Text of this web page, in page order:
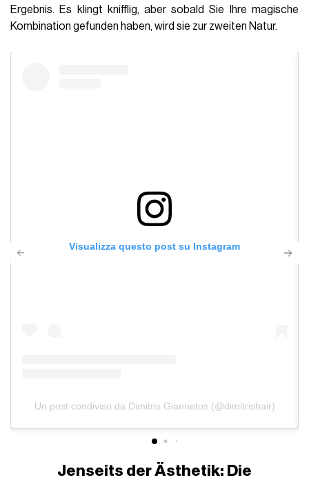
Ergebnis. Es klingt knifflig, aber sobald Sie Ihre magische
Kombination gefunden haben, wird sie zur zweiten Natur.
Visualizza questo post su Instagram
Un post condiviso da Dimitris Giannetos (@dimitrishair)
Jenseits der Ästhetik: Die